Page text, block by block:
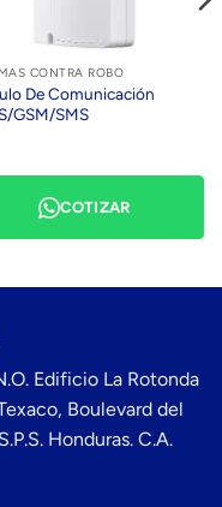
CONTRA ROBO
De Comunicación
GSM/SMS
COTIZAR
Edificio La Rotonda
Boulevard del
Honduras. C.A.